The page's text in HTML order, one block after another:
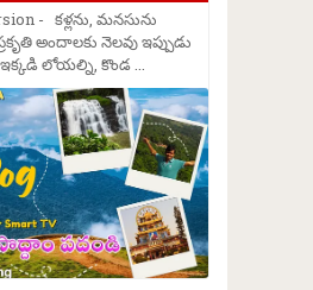
- కళ్లను, మనసును
అందాలకు నెలవు ఇప్పుడు
లోయల్ని, కొండ ...